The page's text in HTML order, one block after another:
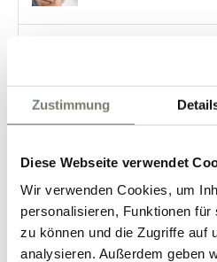
Zustimmung
Diese Webseite verwendet
Wir verwenden Cookies, um
personalisieren, Funktionen
zu können und die Zugriffe auf
analysieren. Außerdem geben
Phospholipids for
Categories
News
Pharmaceutical Applications